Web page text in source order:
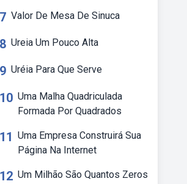
Valor De Mesa De Sinuca
Ureia Um Pouco Alta
Uréia Para Que Serve
Uma Malha Quadriculada
Formada Por Quadrados
Uma Empresa Construirá Sua
Página Na Internet
Um Milhão São Quantos Zeros